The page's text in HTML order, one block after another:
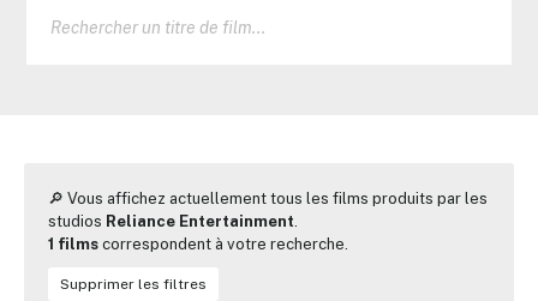
🔎 Vous affichez actuellement tous les films produits par les
studios Reliance Entertainment.
1 films correspondent à votre recherche.
Supprimer les filtres